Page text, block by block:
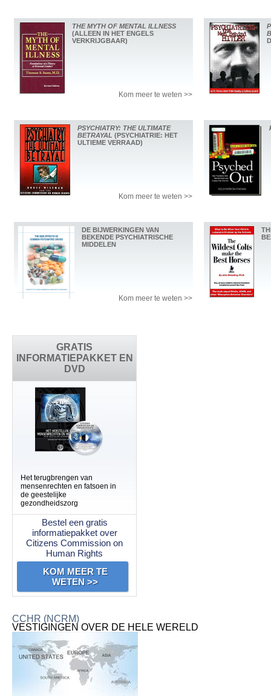
GRATIS
INFORMATIEPAKKET EN
DVD
Het terugbrengen van
mensenrechten en fatsoen in
de geestelijke
gezondheidszorg
Bestel een gratis
informatiepakket over
Citizens Commission on
Human Rights
KOM MEER TE
WETEN >>
CCHR (NCRM)
VESTIGINGEN OVER DE HELE WERELD
THE MYTH OF MENTAL ILLNESS
(ALLEEN IN HET ENGELS
VERKRIJGBAAR)
Kom meer te weten >>
PSYCHIATRY: THE ULTIMATE
BETRAYAL (PSYCHIATRIE: HET
ULTIEME VERRAAD)
Kom meer te weten >>
DE BIJWERKINGEN VAN
BEKENDE PSYCHIATRISCHE
MIDDELEN
Kom meer te weten >>